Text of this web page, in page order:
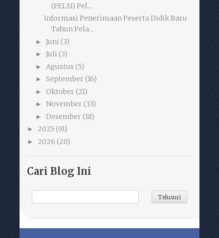
(FELSI) Pel...
Informasi Penerimaan Peserta Didik Baru
Tahun Pela...
► Juni (3)
► Juli (3)
► Agustus (5)
► September (16)
► Oktober (21)
► November (33)
► Desember (18)
► 2025 (91)
► 2026 (20)
Cari Blog Ini